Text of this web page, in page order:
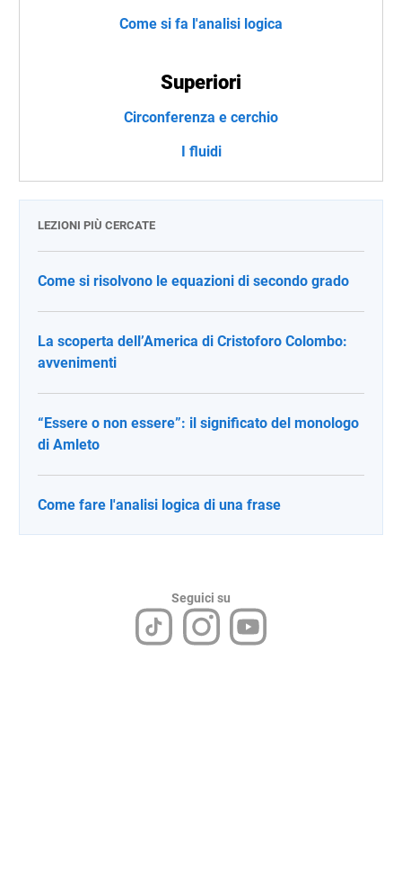
Come si fa l'analisi logica
Superiori
Circonferenza e cerchio
I fluidi
LEZIONI PIÙ CERCATE
Come si risolvono le equazioni di secondo grado
La scoperta dell’America di Cristoforo Colombo:
avvenimenti
“Essere o non essere”: il significato del monologo
di Amleto
Come fare l'analisi logica di una frase
Seguici su